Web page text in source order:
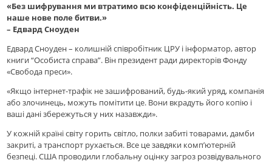
«Без шифрування ми втратимо всю конфіденційність. Це
наше нове поле битви.»
– Едвард Сноуден
Едвард Сноуден – колишній співробітник ЦРУ і інформатор, автор
книги “Особиста справа”. Він президент ради директорів Фонду
«Свобода преси».
«Якщо інтернет-трафік не зашифрований, будь-який уряд, компанія
або злочинець, можуть помітити це. Вони вкрадуть його копію і
ваші дані збережуться у них назавжди».
У кожній країні світу горить світло, полки забиті товарами, дамби
закриті, а транспорт рухається. Все це завдяки комп’ютерній
безпеці. США проводили глобальну оцінку загроз розвідувального